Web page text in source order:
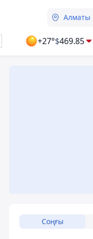
Алматы
+27°$469.85
Соңғы